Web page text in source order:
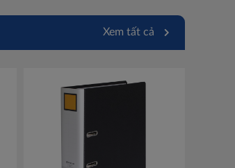
Xem tất cả